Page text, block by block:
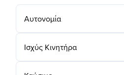
Αυτονομία
Ισχύς Κινητήρα